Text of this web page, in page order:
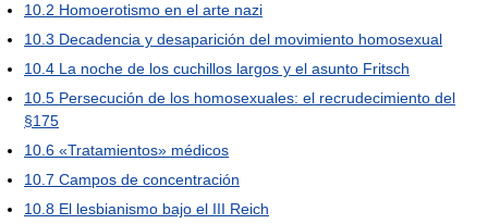
10.2 Homoerotismo en el arte nazi
10.3 Decadencia y desaparición del movimiento homosexual
10.4 La noche de los cuchillos largos y el asunto Fritsch
10.5 Persecución de los homosexuales: el recrudecimiento del
§175
10.6 «Tratamientos» médicos
10.7 Campos de concentración
10.8 El lesbianismo bajo el III Reich